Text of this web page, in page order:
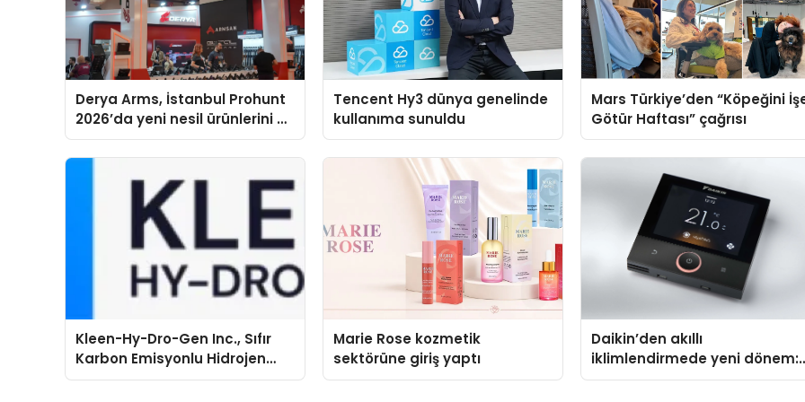
Derya Arms, İstanbul Prohunt
2026’da yeni nesil ürünlerini ve
global marka vizyonunu
sergiledi
Tencent Hy3 dünya genelinde
kullanıma sunuldu
Mars Türkiye’den “Köpeğini
Götür Haftası” çağrısı
Kleen-Hy-Dro-Gen Inc., Sıfır
Karbon Emisyonlu Hidrojen
Isıtma Teknolojisinde ISO ve
Marie Rose kozmetik
sektörüne giriş yaptı
Daikin’den akıllı
iklimlendirmede yeni dönem:
Madoka Plus Türkiye’de